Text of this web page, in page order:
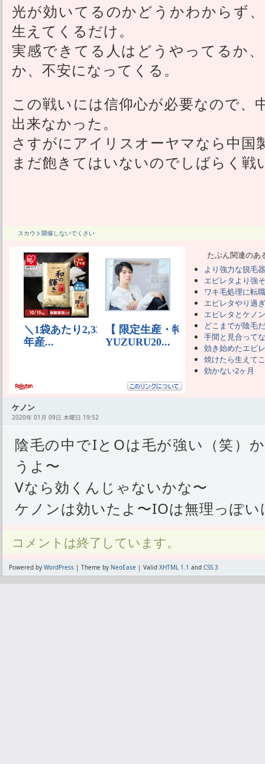
光が効いてるのかどうかわからず
生えてくるだけ。
実感できてる人はどうやってるか
か、不安になってくる。
この戦いには信仰心が必要なので、
出来なかった。
さすがにアイリスオーヤマなら中国
まだ飽きてはいないのでしばらく戦
スカウト開催しないでくさい
たぶん関連のあ
より強力な脱毛
エピレタより強
ワキ毛処理に転職
エピレタやり過
エピレタとケノ
どこまでが陰毛
手間と見合って
効き始めたエピ
焼けたら生えて
効かない2ヶ月
ケノン
2020年 01月 09日 木曜日 19:52
陰毛の中でIとOは毛が強い（笑）
うよ〜
Vなら効くんじゃないかな〜
ケノンは効いたよ〜IOは無理っぽい
コメントは終了しています。
Powered by WordPress | Theme by NeoEase | Valid XHTML 1.1 and CSS 3